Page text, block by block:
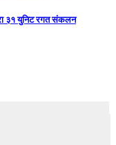
३१ युनिट रगत संकलन